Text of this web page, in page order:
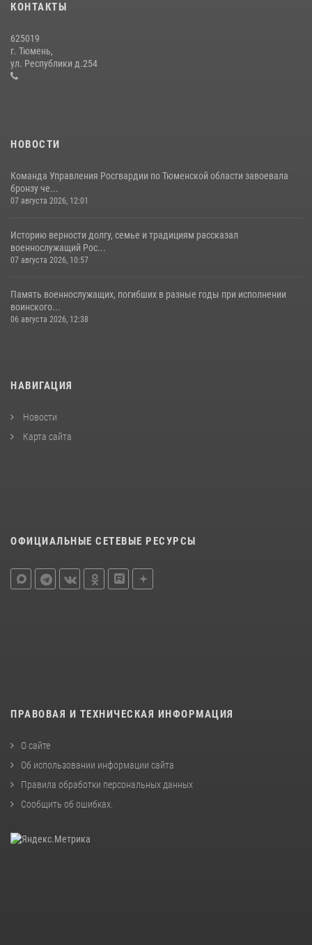
Сотрудники тюменского СОБР "Сова" отработали навыки
десантирования на Урале
16 июля 2026, 10:42
КОНТАКТЫ
625019
г. Тюмень,
ул. Республики д.254
НОВОСТИ
Команда Управления Росгвардии по Тюменской области завоевала
бронзу че...
07 августа 2026, 12:01
Историю верности долгу, семье и традициям рассказал
военнослужащий Рос...
07 августа 2026, 10:57
Память военнослужащих, погибших в разные годы при исполнении
воинского...
06 августа 2026, 12:38
НАВИГАЦИЯ
Новости
Карта сайта
ОФИЦИАЛЬНЫЕ СЕТЕВЫЕ РЕСУРСЫ
ПРАВОВАЯ И ТЕХНИЧЕСКАЯ ИНФОРМАЦИЯ
О сайте
Об использовании информации сайта
Правила обработки персональных данных
Сообщить об ошибках.